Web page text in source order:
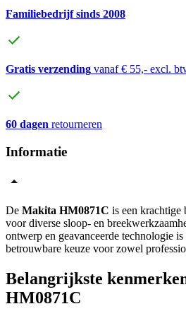
Familiebedrijf sinds 2008
Gratis verzending vanaf € 55,- excl.
60 dagen retourneren
Informatie
De Makita HM0871C is een krachtige
voor diverse sloop- en
ontwerp en geavanceerde technologie is
betrouwbare keuze voor zowel
Belangrijkste
HM0871C